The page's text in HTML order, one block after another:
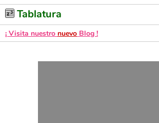
Tablatura
¡ Visita nuestro nuevo Blog !